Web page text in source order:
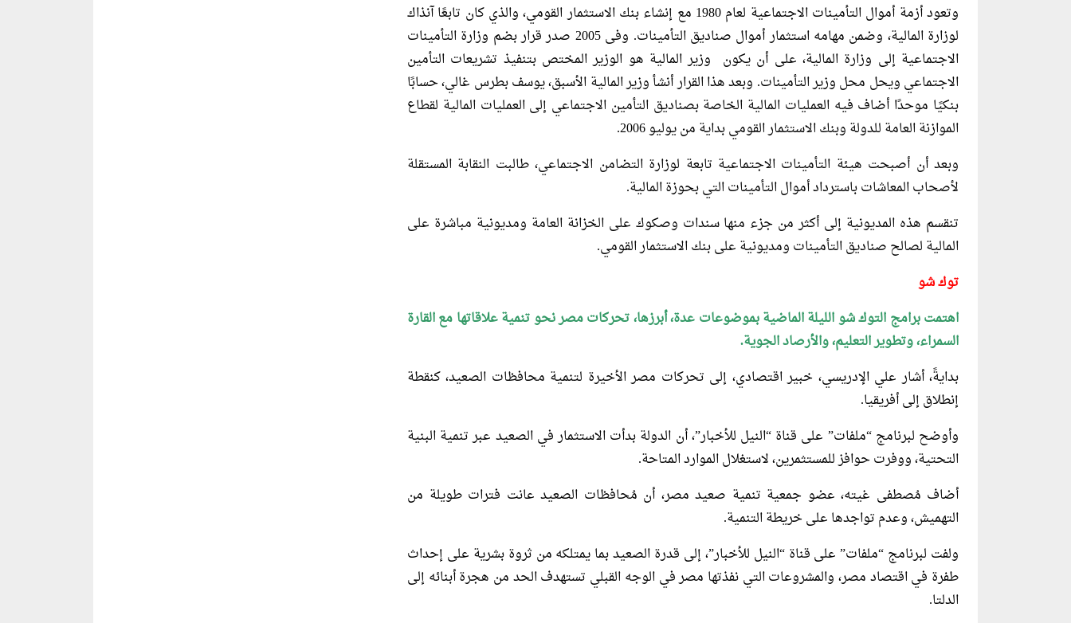
وتعود أزمة أموال التأمينات الاجتماعية لعام 1980 مع إنشاء بنك الاستثمار القومي، والذي كان تابعًا آنذاك
لوزارة المالية، وضمن مهامه استثمار أموال صناديق التأمينات. وفى 2005 صدر قرار بضم وزارة التأمينات
الاجتماعية إلى وزارة المالية، على أن يكون وزير المالية هو الوزير المختص بتنفيذ تشريعات التأمين
الاجتماعي ويحل محل وزير التأمينات. وبعد هذا القرار أنشأ وزير المالية الأسبق، يوسف بطرس غالي، حسابًا
بنكيًا موحدًا أضاف فيه العمليات المالية الخاصة بصناديق التأمين الاجتماعي إلى العمليات المالية لقطاع
الموازنة العامة للدولة وبنك الاستثمار القومي بداية من يوليو 2006.
وبعد أن أصبحت هيئة التأمينات الاجتماعية تابعة لوزارة التضامن الاجتماعي، طالبت النقابة المستقلة
لأصحاب المعاشات باسترداد أموال التأمينات التي بحوزة المالية.
تنقسم هذه المديونية إلى أكثر من جزء منها سندات وصكوك على الخزانة العامة ومديونية مباشرة على
المالية لصالح صناديق التأمينات ومديونية على بنك الاستثمار القومي.
توك شو
اهتمت برامج التوك شو الليلة الماضية بموضوعات عدة، أبرزها، تحركات مصر نحو تنمية علاقاتها مع القارة
السمراء، وتطوير التعليم، والأرصاد الجوية.
بدايةً، أشار علي الإدريسي، خبير اقتصادي، إلى تحركات مصر الأخيرة لتنمية محافظات الصعيد، كنقطة
إنطلاق إلى أفريقيا.
وأوضح لبرنامج “ملفات” على قناة “النيل للأخبار”، أن الدولة بدأت الاستثمار في الصعيد عبر تنمية البنية
التحتية، ووفرت حوافز للمستثمرين، لاستغلال الموارد المتاحة.
أضاف مُصطفى غيته، عضو جمعية تنمية صعيد مصر، أن مُحافظات الصعيد عانت فترات طويلة من
التهميش، وعدم تواجدها على خريطة التنمية.
ولفت لبرنامج “ملفات” على قناة “النيل للأخبار”، إلى قدرة الصعيد بما يمتلكه من ثروة بشرية على إحداث
طفرة في اقتصاد مصر، والمشروعات التي نفذتها مصر في الوجه القبلي تستهدف الحد من هجرة أبنائه إلى
الدلتا.